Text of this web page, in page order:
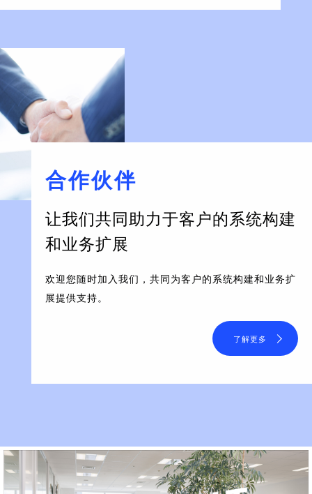
合作伙伴
让我们共同助力于客户的系统构建
和业务扩展
欢迎您随时加入我们，共同为客户的系统构建和业务扩
展提供支持。
了解更多